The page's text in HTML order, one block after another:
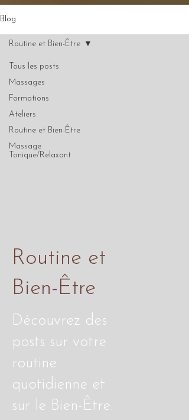
Blog
Tous les posts
Massages
Formations
Ateliers
Routine et Bien-Être
Massage
Tonique/Relaxant
Routine et Bien-Être
Routine et
Bien-Être
Découvrez des
posts sur votre
routine
quotidienne et
sur le Bien-Être.